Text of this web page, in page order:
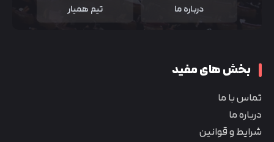
درباره ما تیم همیار
بخش های مفید
تماس با ما
درباره ما
شرایط و قوانین